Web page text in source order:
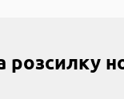
розсилку